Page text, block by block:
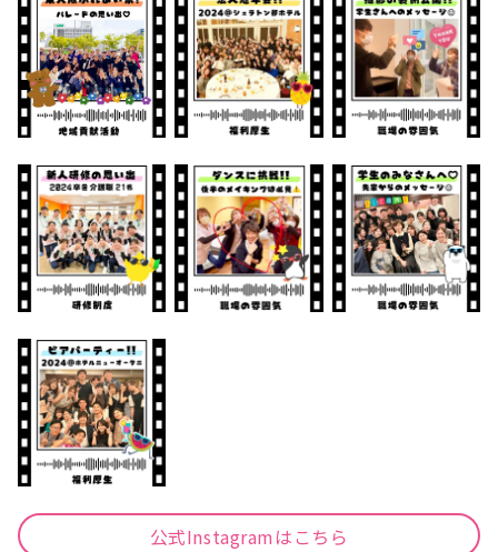
公式Instagramはこちら